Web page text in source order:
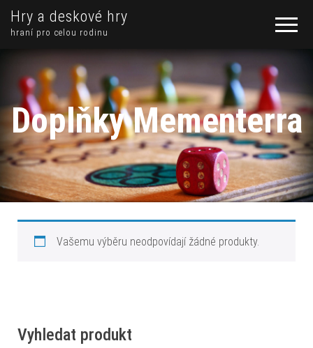
Hry a deskové hry
hraní pro celou rodinu
Doplňky Mementerra
Vašemu výběru neodpovídají žádné produkty.
Vyhledat produkt